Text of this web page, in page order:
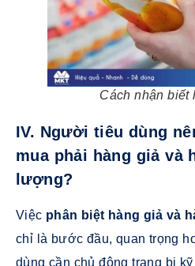
Cách nhận biết
IV. Người tiêu dùng
mua phải hàng giả và
lượng?
Việc phân biệt hàng giả và
chỉ là bước đầu, quan trọng
dùng cần chủ động trang bị